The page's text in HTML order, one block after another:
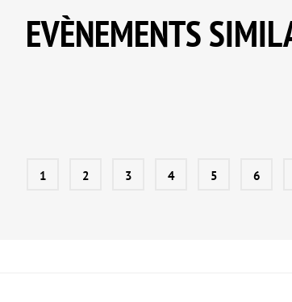
EVÈNEMENTS
1 2 3 4 5 6